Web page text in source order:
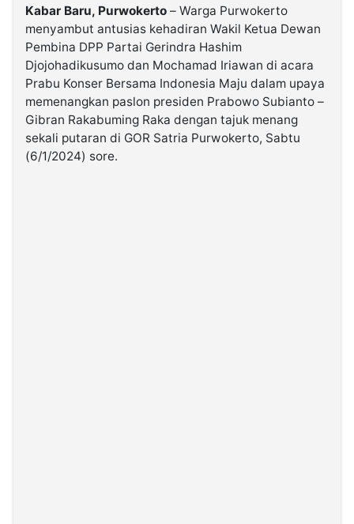
Kabarbaru.co
2026
Kabar Baru, Purwokerto – Warga Purwokerto
menyambut antusias kehadiran Wakil Ketua Dewan
Pembina DPP Partai Gerindra Hashim
Djojohadikusumo dan Mochamad Iriawan di acara
Prabu Konser Bersama Indonesia Maju dalam upaya
memenangkan paslon presiden Prabowo Subianto –
Gibran Rakabuming Raka dengan tajuk menang
sekali putaran di GOR Satria Purwokerto, Sabtu
(6/1/2024) sore.